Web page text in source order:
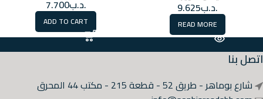
.د.ب9.625
READ MORE
.د.ب7.700
ADD TO CART
اتصل بنا
شارع بوماهر - طريق 52 - قطعة 215 - مكتب 44 المحرق